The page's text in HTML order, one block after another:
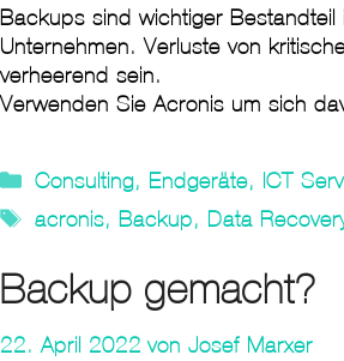
Backups sind wichtiger Bestandteil
Unternehmen. Verluste von
verheerend sein.
Verwenden Sie Acronis um sich
Kategorien
Consulting, Endgeräte, ICT
Tags
acronis, Backup, Data
Backup gemacht?
22. April 2022 von Josef Marxer